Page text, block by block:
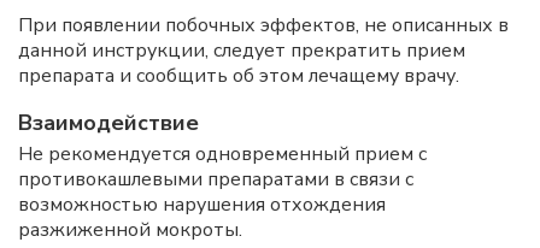
При появлении побочных эффектов, не описанных в
данной инструкции, следует прекратить прием
препарата и сообщить об этом лечащему врачу.
Взаимодействие
Не рекомендуется одновременный прием с
противокашлевыми препаратами в связи с
возможностью нарушения отхождения
разжиженной мокроты.